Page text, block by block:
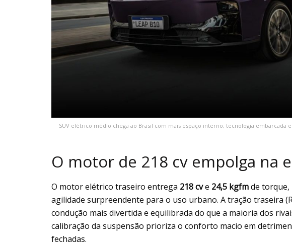
SUV elétrico médio chega ao Brasil com mais espaço interno, tecnologia
O motor de 218 cv empolga na
O motor elétrico traseiro entrega 218 cve 24,5 kgfmde torque,
agilidade surpreendente para o uso urbano. A tração traseira
condução mais divertida e equilibrada do que a maioria dos
calibração da suspensão prioriza o conforto macio em
fechadas.